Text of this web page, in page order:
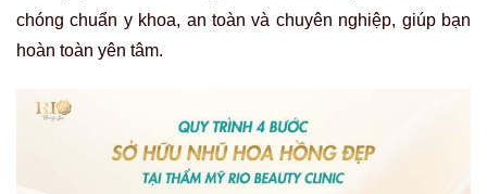
chóng chuẩn y khoa, an toàn và chuyên nghiệp, giúp bạn
hoàn toàn yên tâm.